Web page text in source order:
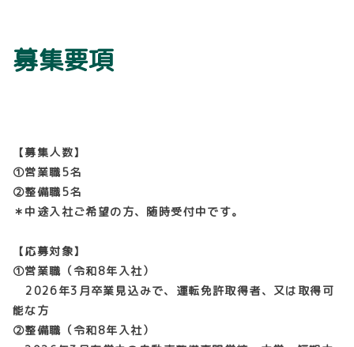
募集要項
【募集人数】
①営業職5名
②整備職5名
＊中途入社ご希望の方、随時受付中です。
【応募対象】
①営業職（令和8年入社）
2026年3月卒業見込みで、運転免許取得者、又は取得可
能な方
②整備職（令和8年入社）